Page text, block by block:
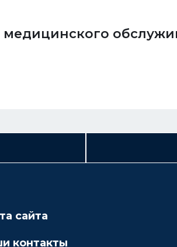
медицинского
сайта
контакты